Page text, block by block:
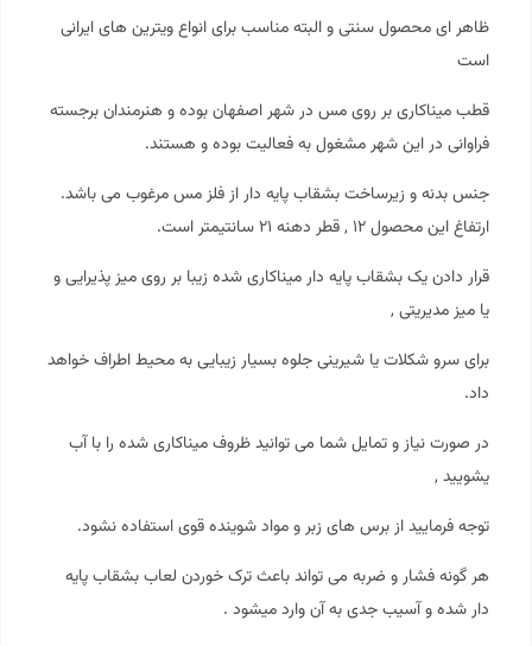
ظاهر ای محصول سنتی و البته مناسب برای انواع ویترین های ایرانی
است
قطبمیناکاریبر روی مس در شهر اصفهان بوده و هنرمندان برجسته
فراوانی در این شهر مشغول به فعالیت بوده و هستند.
جنس بدنه و زیرساخت بشقاب پایه دار از فلز مس مرغوب می باشد.
ارتفاغ این محصول ۱۲ , قطر دهنه ۲۱ سانتیمتر است.
قرار دادن یک بشقاب پایه دارمیناکاریشده زیبا بر روی میز پذیرایی و
یا میز مدیریتی ,
برای سرو شکلات یا شیرینی جلوه بسیار زیبایی به محیط اطراف خواهد
داد.
در صورت نیاز و تمایل شما می توانید ظروف میناکاری شده را با آب
یشویید ,
توجه فرمایید از برس های زبر و مواد شوینده قوی استفاده نشود.
هر گونه فشار و ضربه می تواند باعث ترک خوردن لعاب بشقاب پایه
دار شده و آسیب جدی به آن وارد میشود .